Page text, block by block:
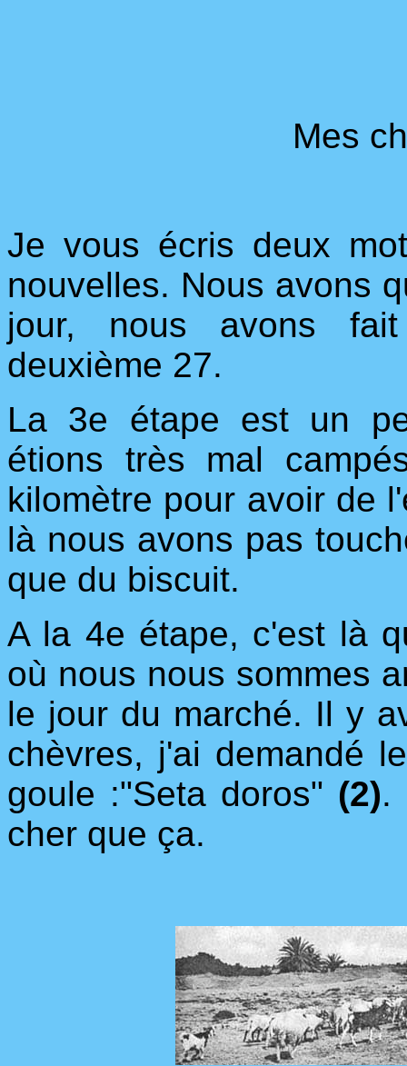
Mes
Je vous écris deux
nouvelles. Nous avons
jour, nous avons
deuxième 27.
La 3e étape est un
étions très mal
kilomètre pour avoir de
là nous avons pas
que du biscuit.
A la 4e étape, c'est là
où nous nous sommes
le jour du marché. Il y
chèvres, j'ai demandé
goule :"Seta doros" (2).
cher que ça.